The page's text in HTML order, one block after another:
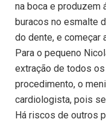
na boca e produzem
buracos no esmalte
do dente, e começar
Para o pequeno
extração de todos
procedimento, o
cardiologista, pois
Há riscos de outros